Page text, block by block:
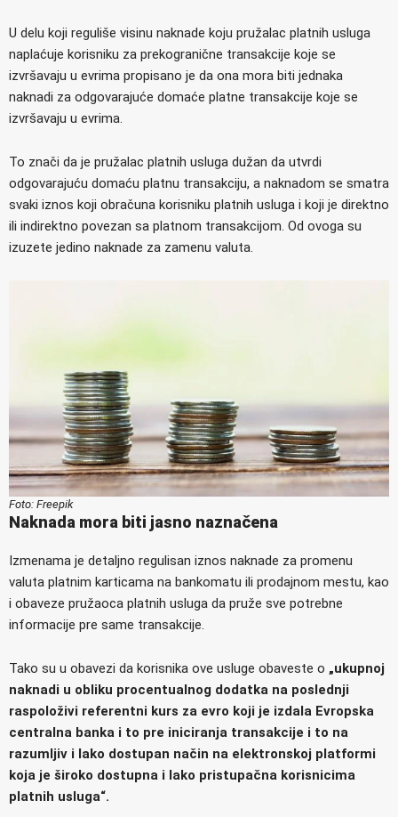
U delu koji reguliše visinu naknade koju pružalac platnih usluga
naplaćuje korisniku za prekogranične transakcije koje se
izvršavaju u evrima propisano je da ona mora biti jednaka
naknadi za odgovarajuće domaće platne transakcije koje se
izvršavaju u evrima.
To znači da je pružalac platnih usluga dužan da utvrdi
odgovarajuću domaću platnu transakciju, a naknadom se smatra
svaki iznos koji obračuna korisniku platnih usluga i koji je direktno
ili indirektno povezan sa platnom transakcijom. Od ovoga su
izuzete jedino naknade za zamenu valuta.
Foto: Freepik
Naknada mora biti jasno naznačena
Izmenama je detaljno regulisan iznos naknade za promenu
valuta platnim karticama na bankomatu ili prodajnom mestu, kao
i obaveze pružaoca platnih usluga da pruže sve potrebne
informacije pre same transakcije.
Tako su u obavezi da korisnika ove usluge obaveste o „ukupnoj
naknadi u obliku procentualnog dodatka na poslednji
raspoloživi referentni kurs za evro koji je izdala Evropska
centralna banka i to pre iniciranja transakcije i to na
razumljiv i lako dostupan način na elektronskoj platformi
koja je široko dostupna i lako pristupačna korisnicima
platnih usluga“.